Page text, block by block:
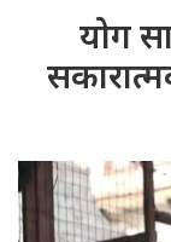
योग
सकारात्मक